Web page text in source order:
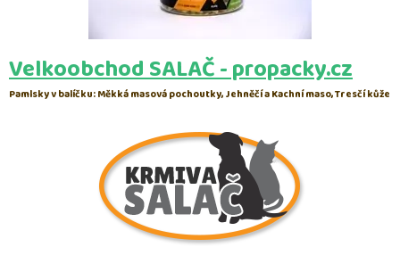
Velkoobchod SALAČ - propacky.cz
Pamlsky v balíčku: Měkká masová pochoutky, Jehněčí a Kachní maso, Tresčí kůže